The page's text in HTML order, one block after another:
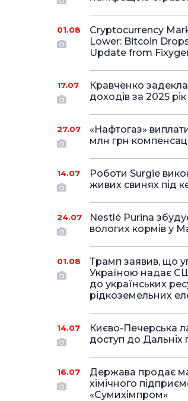
01.08
Cryptocurrency
Lower: Bitcoin
Update from
17.07
Кравченко
доходів за 2025 рік
27.07
«Нафтогаз»
млн грн
14.07
Роботи Surgie
живих свинях під
24.07
Nestlé Purina
вологих кормів у
01.08
Трамп заявив, що
Україною надає
до українських
рідкоземельних
14.07
Києво-Печерська
доступ до Дальніх
16.07
Держава продає
хімічного
«Сумихімпром»